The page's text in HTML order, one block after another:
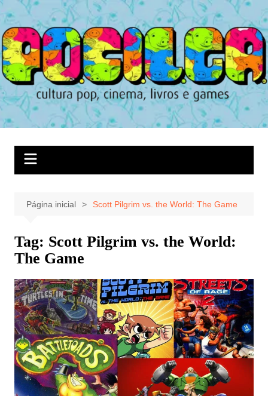
Ir
para
o
conteúdo
Página inicial Scott Pilgrim vs. the World: The Game
Tag: Scott Pilgrim vs. the World:
The Game